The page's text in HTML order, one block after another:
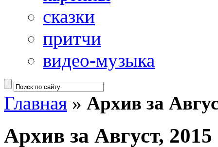
сказки
притчи
видео-музыка
Главная » Архив за
Архив за Август, 2015